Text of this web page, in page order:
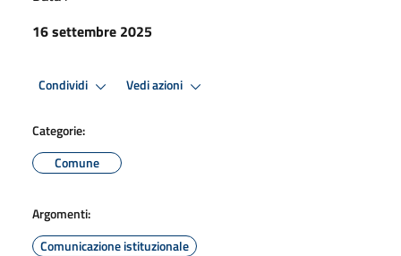
16 settembre 2025
Condividi Vedi azioni
Categorie:
Comune
Argomenti:
Comunicazione istituzionale